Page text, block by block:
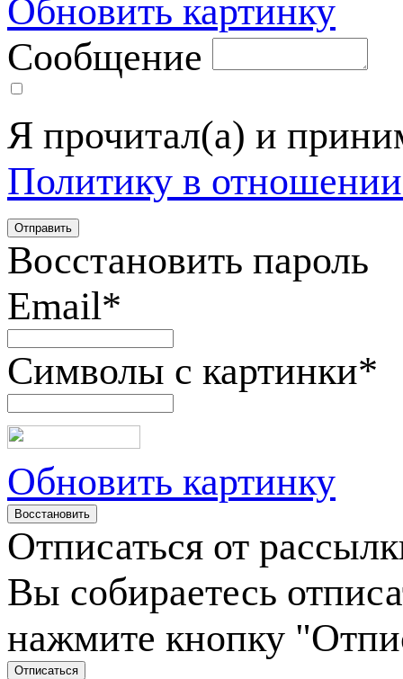
Обновить картинку
Сообщение
Я прочитал(а) и
Политику в
Восстановить пароль
Email*
Символы с картинки*
Обновить картинку
Отписаться от
Вы собираетесь
нажмите кнопку